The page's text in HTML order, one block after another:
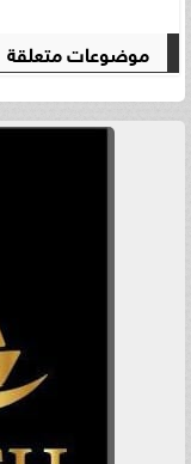
موضوعات متعلقة